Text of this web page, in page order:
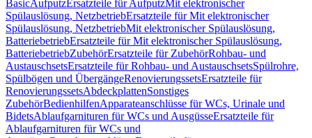
BasicAufputzErsatzteile für AufputzMit elektronischer
Spülauslösung, NetzbetriebErsatzteile für Mit elektronischer
Spülauslösung, NetzbetriebMit elektronischer Spülauslösung,
BatteriebetriebErsatzteile für Mit elektronischer Spülauslösung,
BatteriebetriebZubehörErsatzteile für ZubehörRohbau- und
AustauschsetsErsatzteile für Rohbau- und AustauschsetsSpülrohre,
Spülbögen und ÜbergängeRenovierungssetsErsatzteile für
RenovierungssetsAbdeckplattenSonstiges
ZubehörBedienhilfenApparateanschlüsse für WCs, Urinale und
BidetsAblaufgarnituren für WCs und AusgüsseErsatzteile für
Ablaufgarnituren für WCs und